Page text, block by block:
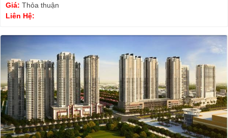
Giá: Thỏa thuận
Liên Hệ: